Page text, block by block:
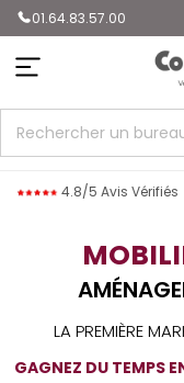
01.64.83.57.00
4.8/5 Avis Vérifiés
LA PREMIÈRE
GAGNEZ DU TEMPS